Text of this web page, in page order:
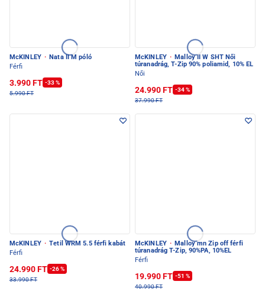
McKINLEY · Nata II M póló
Férfi
3.990 FT -33 %
5.990 FT
McKINLEY · Malloy II W SHT Női
túranadrág, T-Zip 90% poliamid, 10% EL
Női
24.990 FT -34 %
37.990 FT
McKINLEY · Tetil WRM 5.5 férfi kabát
Férfi
24.990 FT -26 %
33.990 FT
McKINLEY · Malloy mn Zip off férfi
túranadrág T-Zip, 90%PA, 10%EL
Férfi
19.990 FT -51 %
40.990 FT